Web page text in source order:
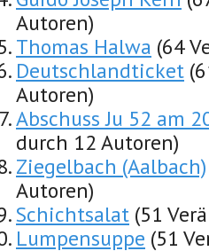
Autoren)
Thomas Halwa (64
Deutschlandticket
Autoren)
Abschuss Ju 52 am
durch 12 Autoren)
Ziegelbach (Aalbach)
Autoren)
Schichtsalat (51
Lumpensuppe (51